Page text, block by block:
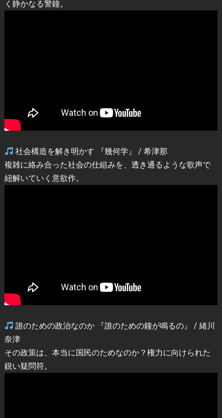
く静かなる警鐘。
社会構造を解き明かす 『幾何学』 / 希津那
複雑に絡み合った社会の仕組みを、透き通るような歌声で
紐解いていく意欲作。
誰のための政治なのか 『誰のための鐘が鳴るの』 / 緒川
奈津
その政策は、本当に国民のためなのか？権力に向けられた
鋭い疑問符。